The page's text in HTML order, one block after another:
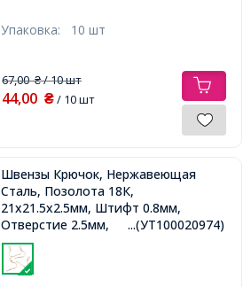
Упаковка: 10 шт
67,00₴/ 10 шт
44,00 ₴/ 10 шт
Швензы Крючок, Нержавеющая
Сталь, Позолота 18К,
21x21.5х2.5мм, Штифт 0.8мм,
Отверстие 2.5мм,
...(УТ100020974)